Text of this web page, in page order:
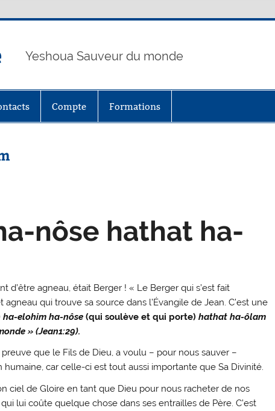
Yeshoua Sauveur du monde
Compte Formations
nôse hathat ha-
d’être agneau, était Berger ! « Le Berger qui s’est fait
qui trouve sa source dans l’Évangile de Jean. C’est une
ha-elohim ha-nôse (qui soulève et qui porte)hathat ha-ôlam
» (Jean1:29).
que le Fils de Dieu, a voulu – pour nous sauver –
car celle-ci est tout aussi importante que Sa Divinité.
ciel de Gloire en tant que Dieu pour nous racheter de nos
lui coûte quelque chose dans ses entrailles de Père. C’est